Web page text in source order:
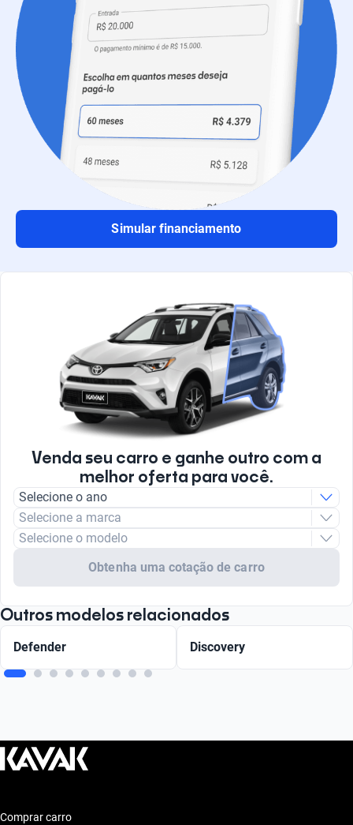
Simular financiamento
Venda seu carro e ganhe outro com a
melhor oferta para você.
Selecione o ano
Selecione a marca
Selecione o modelo
Obtenha uma cotação de carro
Outros modelos relacionados
Defender Discovery
Comprar carro